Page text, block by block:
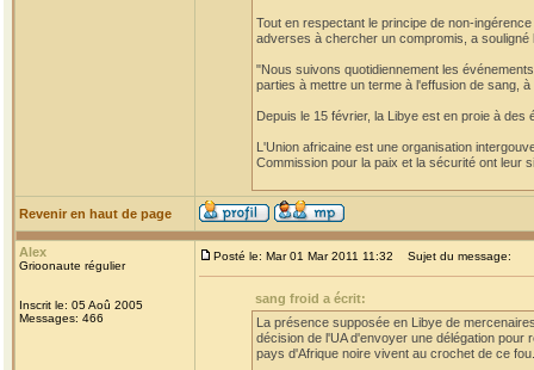
Tout en respectant le principe de non-
adverses à chercher un compromis, a
"Nous suivons quotidiennement les
parties à mettre un terme à l'effusion de sang,
Depuis le 15 février, la Libye est en proie à
L'Union africaine est une organisation
Commission pour la paix et la sécurité ont leur
Revenir en haut de page
Alex
Grioonaute régulier
Inscrit le: 05 Aoû 2005
Messages: 466
Posté le: Mar 01 Mar 2011 11:32 Sujet du message:
sang froid a écrit:
La présence supposée en Libye de
décision de l'UA d'envoyer une délégation pour
pays d'Afrique noire vivent au crochet de ce fou.